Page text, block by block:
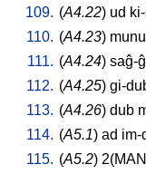
109. (A4.22) ud
110. (A4.23)
111. (A4.24) saĝ-
112. (A4.25) gi-
113. (A4.26) dub
114. (A5.1) ad im-
115. (A5.2)